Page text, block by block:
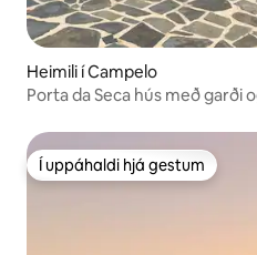
Heimili í Campelo
Porta da Seca hús með garði
Í uppáhaldi hjá gestum
Í uppáhaldi hjá gestum